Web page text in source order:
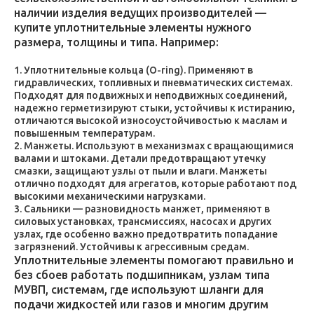
наличии изделия ведущих производителей —
купите уплотнительные элементы нужного
размера, толщины и типа. Например:
Уплотнительные кольца (O-ring). Применяют в
гидравлических, топливных и пневматических системах.
Подходят для подвижных и неподвижных соединений,
надежно герметизируют стыки, устойчивы к истиранию,
отличаются высокой износоустойчивостью к маслам и
повышенным температурам.
Манжеты. Используют в механизмах с вращающимися
валами и штоками. Детали предотвращают утечку
смазки, защищают узлы от пыли и влаги. Манжеты
отлично подходят для агрегатов, которые работают под
высокими механическими нагрузками.
Сальники — разновидность манжет, применяют в
силовых установках, трансмиссиях, насосах и других
узлах, где особенно важно предотвратить попадание
загрязнений. Устойчивы к агрессивным средам.
Уплотнительные элементы помогают правильно и
без сбоев работать подшипникам, узлам типа
МУВП, системам, где используют шланги для
подачи жидкостей или газов и многим другим